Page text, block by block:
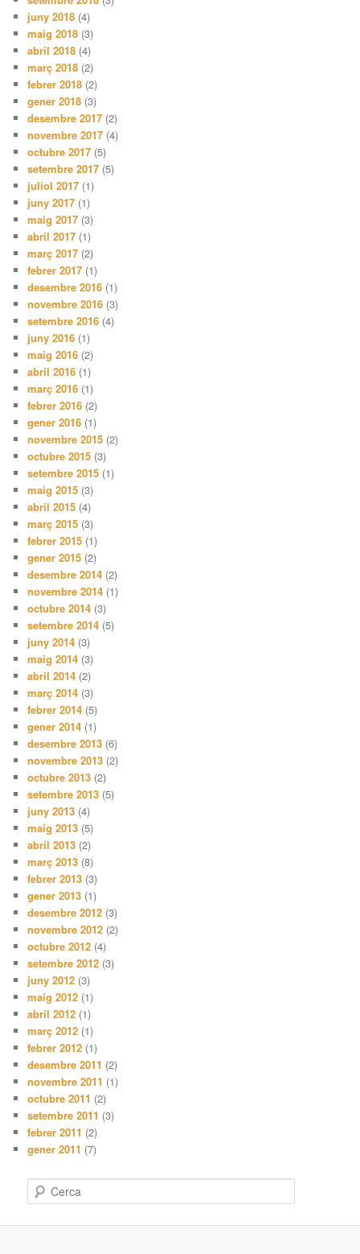
juny 2018 (4)
maig 2018 (3)
abril 2018 (4)
març 2018 (2)
febrer 2018 (2)
gener 2018 (3)
desembre 2017 (2)
novembre 2017 (4)
octubre 2017 (5)
setembre 2017 (5)
juliol 2017 (1)
juny 2017 (1)
maig 2017 (3)
abril 2017 (1)
març 2017 (2)
febrer 2017 (1)
desembre 2016 (1)
novembre 2016 (3)
setembre 2016 (4)
juny 2016 (1)
maig 2016 (2)
abril 2016 (1)
març 2016 (1)
febrer 2016 (2)
gener 2016 (1)
novembre 2015 (2)
octubre 2015 (3)
setembre 2015 (1)
maig 2015 (3)
abril 2015 (4)
març 2015 (3)
febrer 2015 (1)
gener 2015 (2)
desembre 2014 (2)
novembre 2014 (1)
octubre 2014 (3)
setembre 2014 (5)
juny 2014 (3)
maig 2014 (3)
abril 2014 (2)
març 2014 (3)
febrer 2014 (5)
gener 2014 (1)
desembre 2013 (6)
novembre 2013 (2)
octubre 2013 (2)
setembre 2013 (5)
juny 2013 (4)
maig 2013 (5)
abril 2013 (2)
març 2013 (8)
febrer 2013 (3)
gener 2013 (1)
desembre 2012 (3)
novembre 2012 (2)
octubre 2012 (4)
setembre 2012 (3)
juny 2012 (3)
maig 2012 (1)
abril 2012 (1)
març 2012 (1)
febrer 2012 (1)
desembre 2011 (2)
novembre 2011 (1)
octubre 2011 (2)
setembre 2011 (3)
febrer 2011 (2)
gener 2011 (7)
e